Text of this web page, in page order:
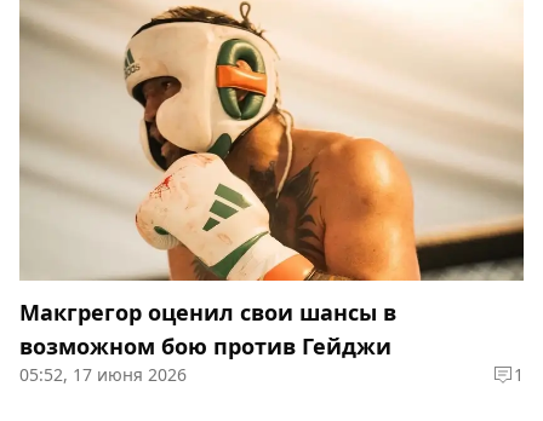
Макгрегор оценил свои шансы в
возможном бою против Гейджи
05:52, 17 июня 2026 1